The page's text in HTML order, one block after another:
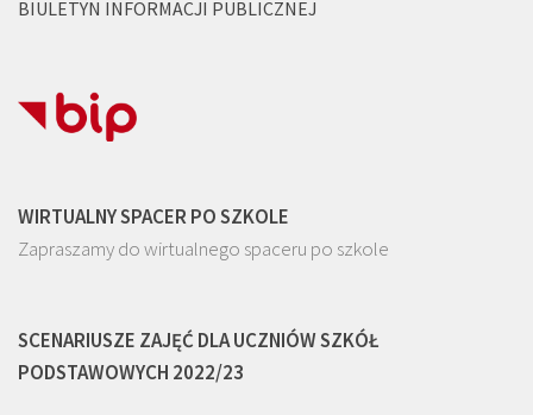
BIULETYN INFORMACJI PUBLICZNEJ
WIRTUALNY SPACER PO SZKOLE
Zapraszamy do wirtualnego spaceru po szkole
SCENARIUSZE ZAJĘĆ DLA UCZNIÓW SZKÓŁ
PODSTAWOWYCH 2022/23